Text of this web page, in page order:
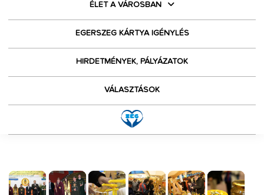
ÉLET A VÁROSBAN
EGERSZEG KÁRTYA IGÉNYLÉS
HIRDETMÉNYEK, PÁLYÁZATOK
VÁLASZTÁSOK